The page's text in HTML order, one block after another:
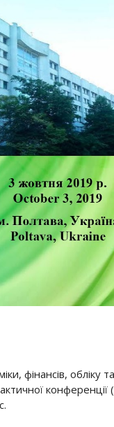
фінансів, обліку